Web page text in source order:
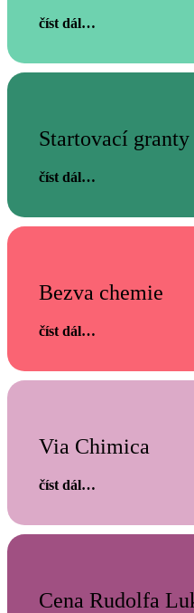
číst dál…
Startovací granty
číst dál…
Bezva chemie
číst dál…
Via Chimica
číst dál…
Cena Rudolfa